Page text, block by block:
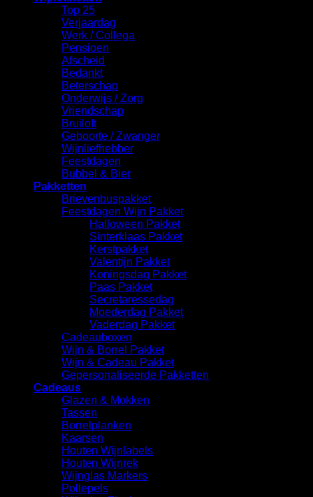
Top 25
Verjaardag
Werk / Collega
Pensioen
Afscheid
Bedankt
Beterschap
Onderwijs / Zorg
Vriendschap
Bruiloft
Geboorte / Zwanger
Wijnliefhebber
Feestdagen
Bubbel & Bier
Pakketten
Brievenbuspakket
Feestdagen Wijn Pakket
Halloween Pakket
Sinterklaas Pakket
Kerstpakket
Valentijn Pakket
Koningsdag Pakket
Paas Pakket
Secretaressedag
Moederdag Pakket
Vaderdag Pakket
Cadeauboxen
Wijn & Borrel Pakket
Wijn & Cadeau Pakket
Gepersonaliseerde Pakketten
Cadeaus
Glazen & Mokken
Tassen
Borrelplanken
Kaarsen
Houten Wijnlabels
Houten Wijnrek
Wijnglas Markers
Pollepels